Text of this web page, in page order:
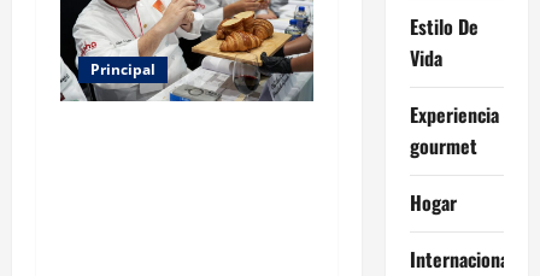
Principal
Estilo De
Vida
Experiencia
gourmet
Hogar
Internacional